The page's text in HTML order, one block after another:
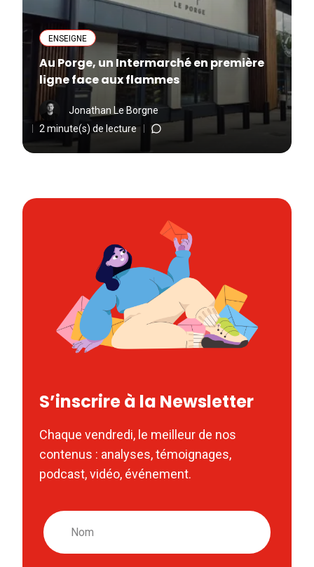
ENSEIGNE
Au Porge, un Intermarché en première
ligne face aux flammes
Jonathan Le Borgne
2 minute(s) de lecture
S’inscrire à la Newsletter
Chaque vendredi, le meilleur de nos
contenus : analyses, témoignages,
podcast, vidéo, événement.
Nom